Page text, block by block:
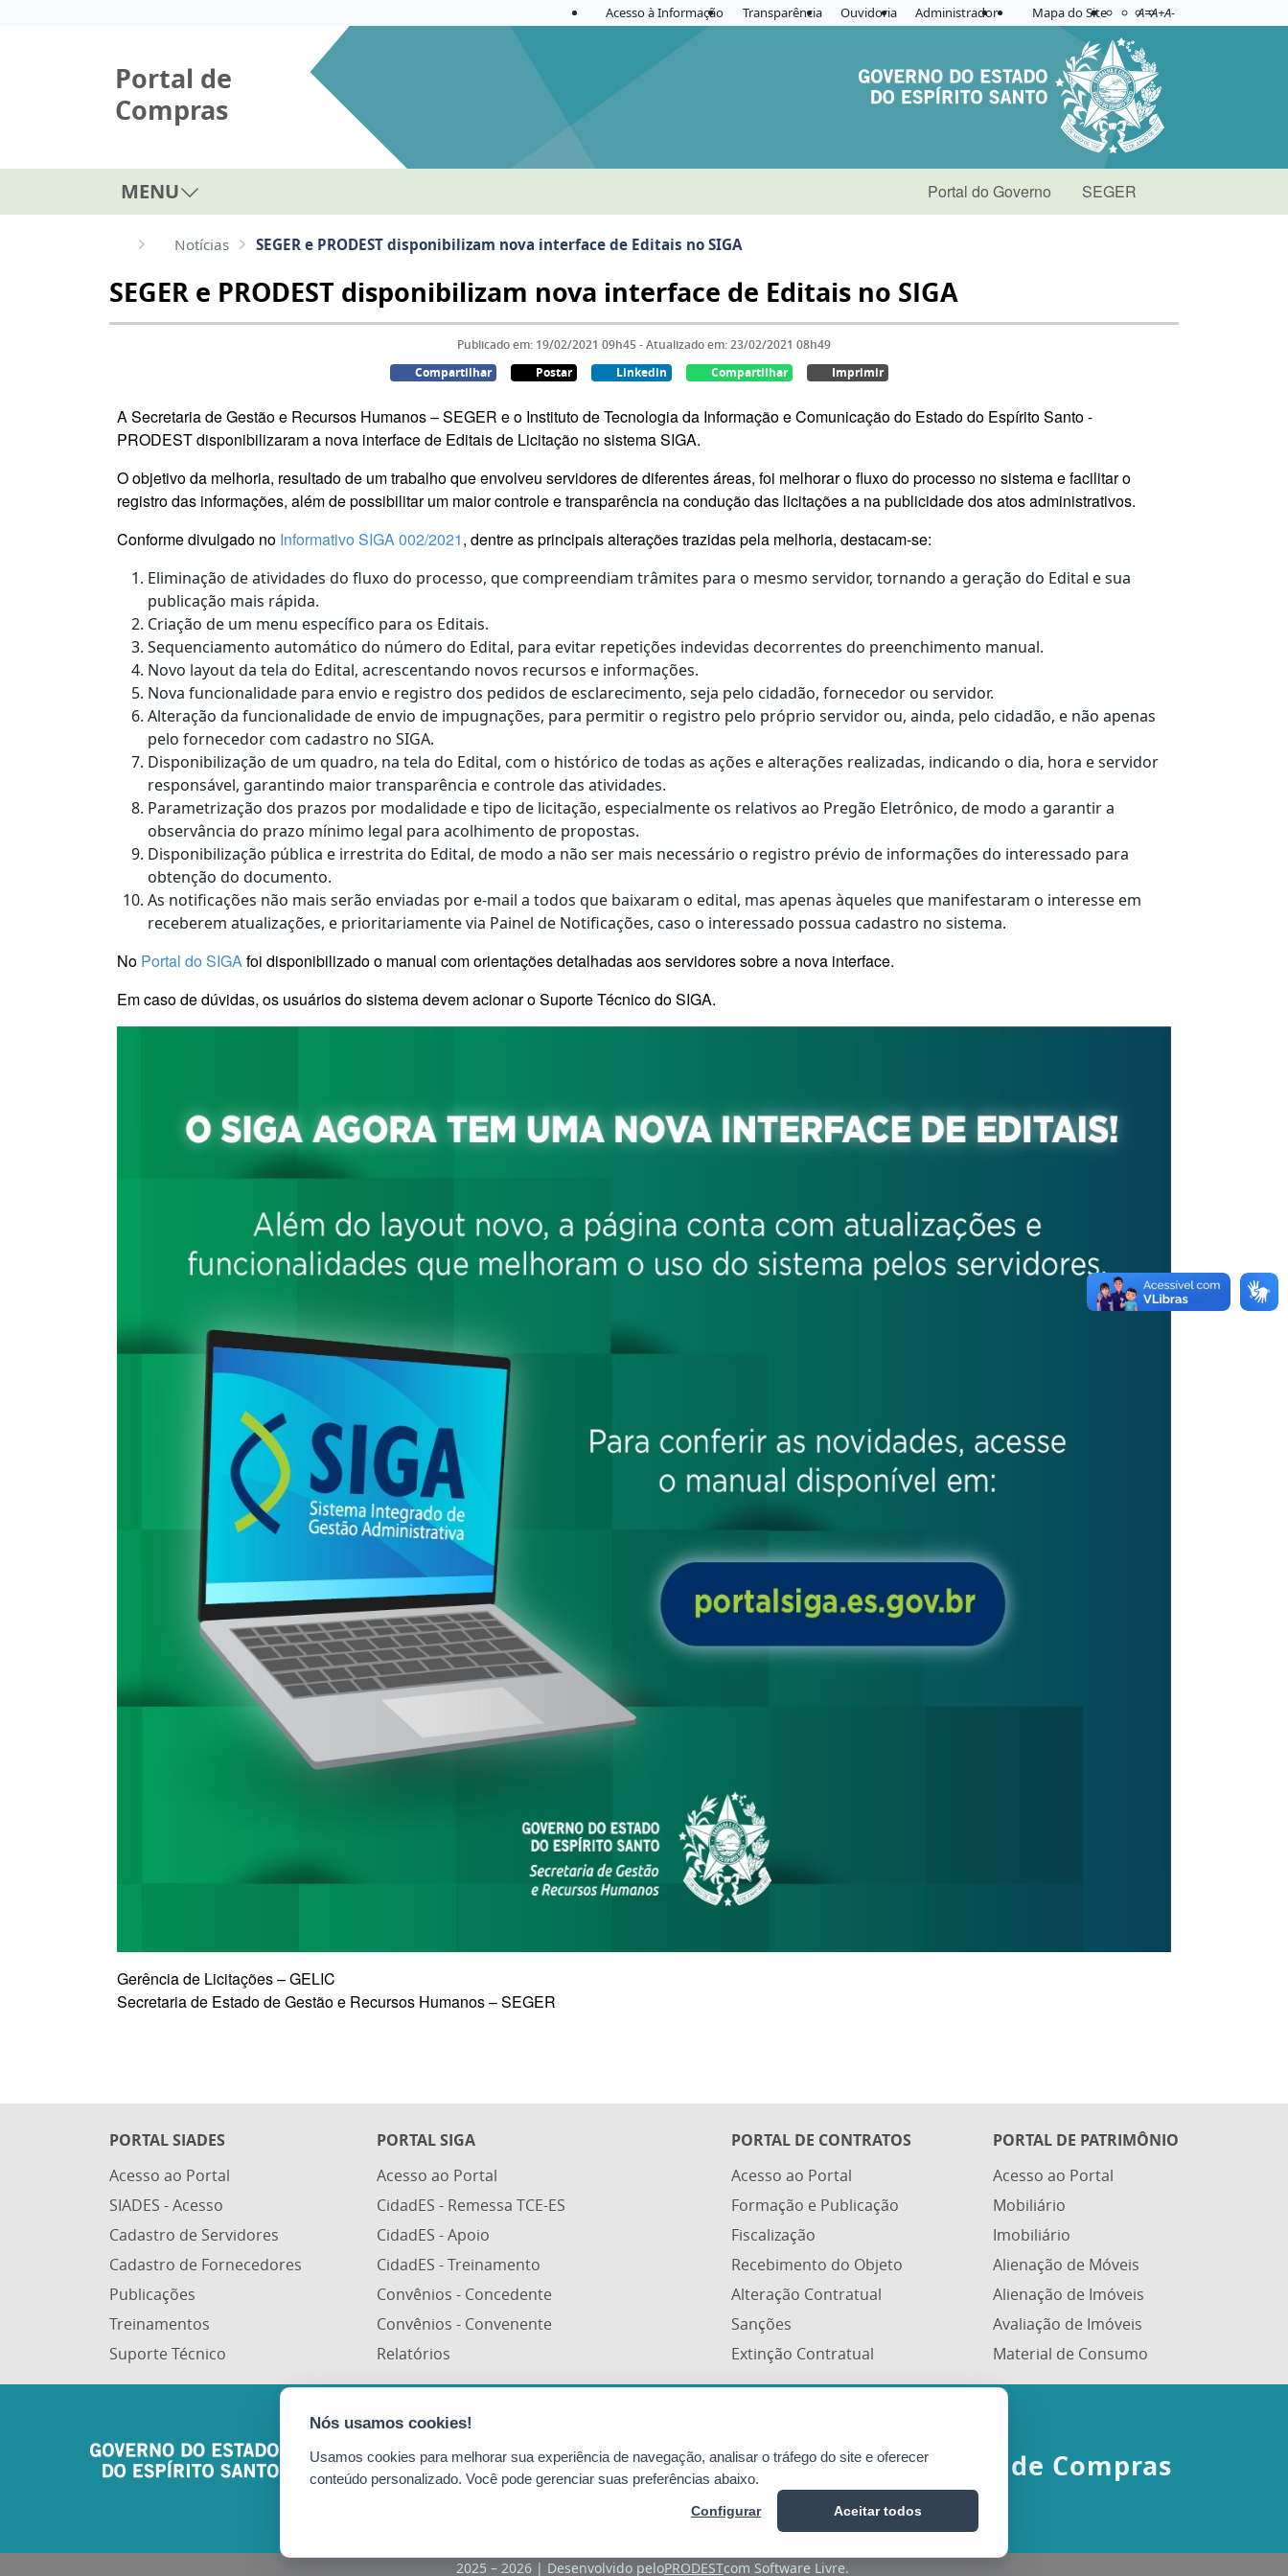
Acesso à Informação Transparência Ouvidoria Administrador Mapa do Site Acessibilidade
Aplicar contraste
A=A+A-
Portal de
Compras
MENU Portal do Governo SEGER
Notícias SEGER e PRODEST disponibilizam nova interface de Editais no SIGA
SEGER e PRODEST disponibilizam nova interface de Editais no SIGA
Publicado em: 19/02/2021 09h45 - Atualizado em: 23/02/2021 08h49
Compartilhar
Postar Linkedin Compartilhar Imprimir
A Secretaria de Gestão e Recursos Humanos – SEGER e o Instituto de Tecnologia da Informação e Comunicação do Estado do Espírito Santo -
PRODEST disponibilizaram a nova interface de Editais de Licitação no sistema SIGA.
O objetivo da melhoria, resultado de um trabalho que envolveu servidores de diferentes áreas, foi melhorar o fluxo do processo no sistema e facilitar o
registro das informações, além de possibilitar um maior controle e transparência na condução das licitações a na publicidade dos atos administrativos.
Conforme divulgado no Informativo SIGA 002/2021, dentre as principais alterações trazidas pela melhoria, destacam-se:
Eliminação de atividades do fluxo do processo, que compreendiam trâmites para o mesmo servidor, tornando a geração do Edital e sua
publicação mais rápida.
Criação de um menu específico para os Editais.
Sequenciamento automático do número do Edital, para evitar repetições indevidas decorrentes do preenchimento manual.
Novo layout da tela do Edital, acrescentando novos recursos e informações.
Nova funcionalidade para envio e registro dos pedidos de esclarecimento, seja pelo cidadão, fornecedor ou servidor.
Alteração da funcionalidade de envio de impugnações, para permitir o registro pelo próprio servidor ou, ainda, pelo cidadão, e não apenas
pelo fornecedor com cadastro no SIGA.
Disponibilização de um quadro, na tela do Edital, com o histórico de todas as ações e alterações realizadas, indicando o dia, hora e servidor
responsável, garantindo maior transparência e controle das atividades.
Parametrização dos prazos por modalidade e tipo de licitação, especialmente os relativos ao Pregão Eletrônico, de modo a garantir a
observância do prazo mínimo legal para acolhimento de propostas.
Disponibilização pública e irrestrita do Edital, de modo a não ser mais necessário o registro prévio de informações do interessado para
obtenção do documento.
As notificações não mais serão enviadas por e-mail a todos que baixaram o edital, mas apenas àqueles que manifestaram o interesse em
receberem atualizações, e prioritariamente via Painel de Notificações, caso o interessado possua cadastro no sistema.
No Portal do SIGAfoi disponibilizado o manual com orientações detalhadas aos servidores sobre a nova interface.
Em caso de dúvidas, os usuários do sistema devem acionar o Suporte Técnico do SIGA.
Gerência de Licitações – GELIC
Secretaria de Estado de Gestão e Recursos Humanos – SEGER
PORTAL SIADES
Acesso ao Portal
SIADES - Acesso
Cadastro de Servidores
Cadastro de Fornecedores
Publicações
Treinamentos
Suporte Técnico
PORTAL SIGA
Acesso ao Portal
CidadES - Remessa TCE-ES
CidadES - Apoio
CidadES - Treinamento
Convênios - Concedente
Convênios - Convenente
Relatórios
PORTAL DE CONTRATOS
Acesso ao Portal
Formação e Publicação
Fiscalização
Recebimento do Objeto
Alteração Contratual
Sanções
Extinção Contratual
PORTAL DE PATRIMÔNIO
Acesso ao Portal
Mobiliário
Imobiliário
Alienação de Móveis
Alienação de Imóveis
Avaliação de Imóveis
Material de Consumo
Avenida Vitória, nº 2703 - Horto
CEP: 29045-160 - Vitória / ES (SEGER)
Portal de Compras
2025 – 2026 | Desenvolvido peloPRODESTcom Software Livre.
Usamos cookies para melhorar sua experiência de navegação, analisar o tráfego do site e oferecer
conteúdo personalizado. Você pode gerenciar suas preferências abaixo.
Configurar Aceitar todos